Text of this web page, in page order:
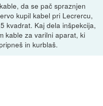
da se pač spraznjen
kupil kabel pri Lecrercu,
kvadrat. Kaj dela inšpekcija,
kable za varilni aparat, ki
in kurblaš.